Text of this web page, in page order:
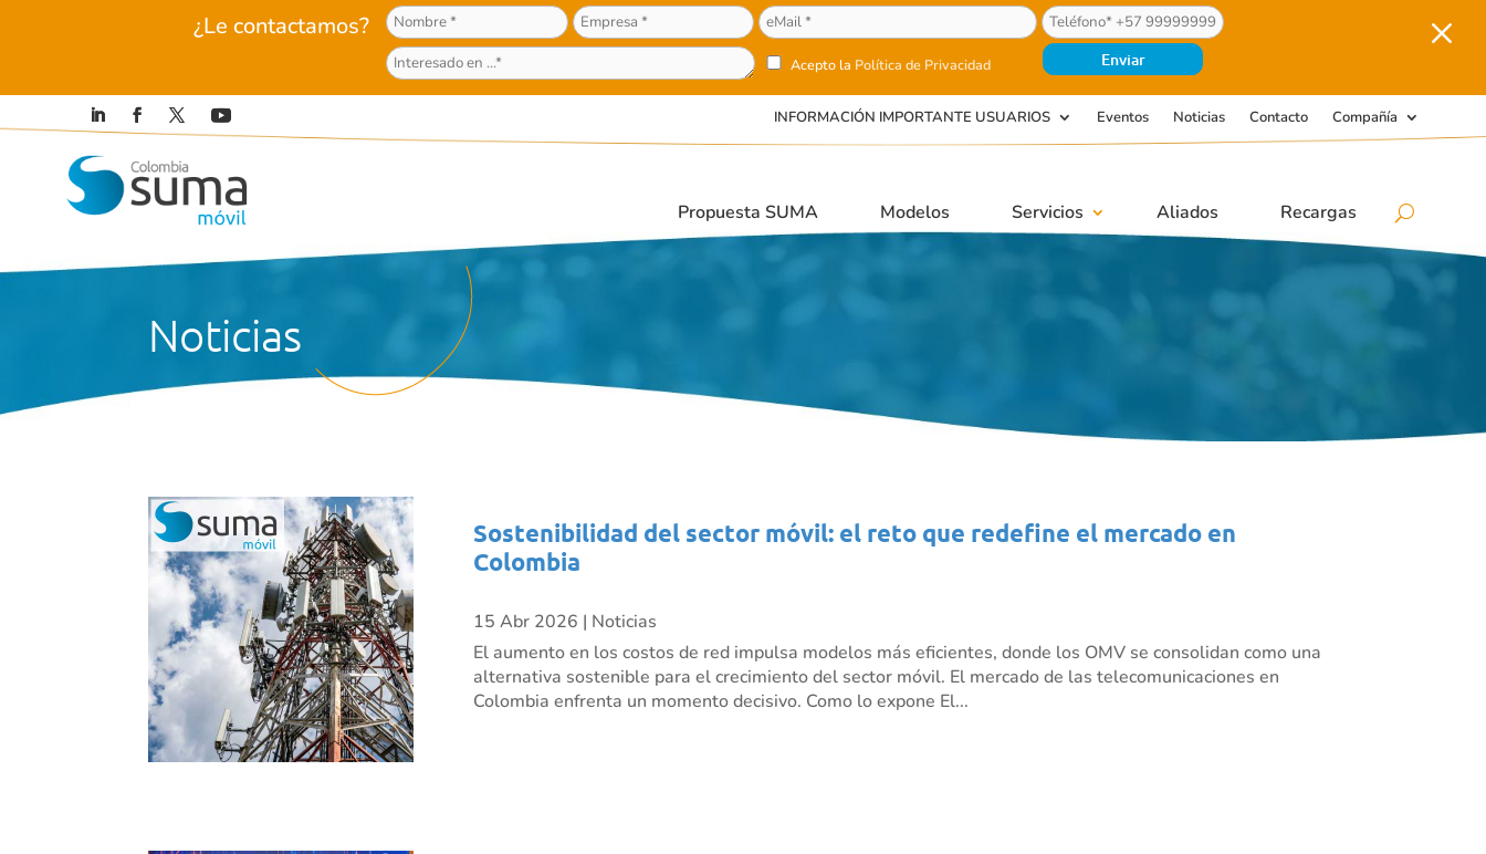
¿Le contactamos?
Acepto la Política de Privacidad
M
INFORMACIÓN IMPORTANTE USUARIOS Eventos Noticias Contacto Compañía
Propuesta SUMA Modelos Servicios Aliados Recargas
Noticias
Sostenibilidad del sector móvil: el reto que redefine el mercado en
Colombia
15 Abr 2026 | Noticias
El aumento en los costos de red impulsa modelos más eficientes, donde los OMV se consolidan como una
alternativa sostenible para el crecimiento del sector móvil. El mercado de las telecomunicaciones en
Colombia enfrenta un momento decisivo. Como lo expone El...